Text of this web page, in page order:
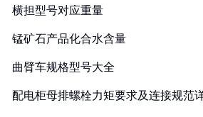
横担型号对应重量
锰矿石产品化合水含量
曲臂车规格型号大全
配电柜母排螺栓力矩要求及连接规范